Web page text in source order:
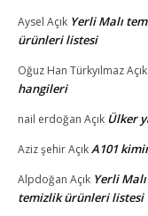
Aysel Açık Yerli Malı
ürünleri listesi
Oğuz Han TürkyılmazAçık
hangileri
nail erdoğan Açık Ülker
Aziz şehirAçıkA101
Alpdoğan Açık Yerli
temizlik ürünleri listesi